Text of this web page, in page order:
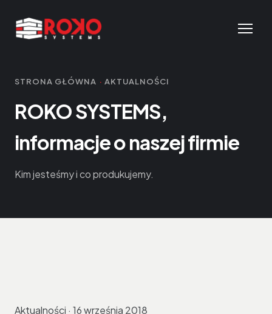
STRONA GŁÓWNA · AKTUALNOŚCI
ROKO SYSTEMS,
informacje o naszej firmie
Kim jesteśmy i co produkujemy.
Aktualności · 16 września 2018